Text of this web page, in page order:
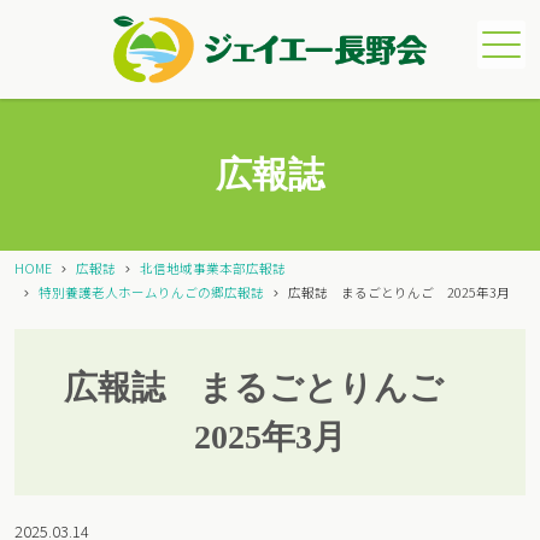
メニュー
広報誌
HOME 広報誌
北信地域事業本部広報誌
特別養護老人ホームりんごの郷広報誌
広報誌 まるごとりんご 2025年3月
広報誌 まるごとりんご
2025年3月
2025.03.14